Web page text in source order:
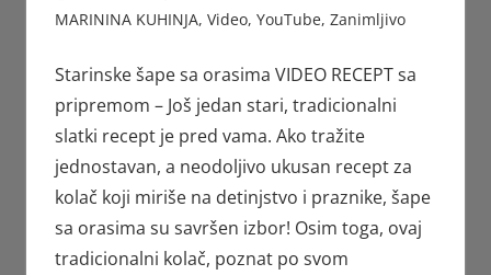
MARININA KUHINJA, Video, YouTube, Zanimljivo
Starinske šape sa orasima VIDEO RECEPT sa
pripremom – Još jedan stari, tradicionalni
slatki recept je pred vama. Ako tražite
jednostavan, a neodoljivo ukusan recept za
kolač koji miriše na detinjstvo i praznike, šape
sa orasima su savršen izbor! Osim toga, ovaj
tradicionalni kolač, poznat po svom